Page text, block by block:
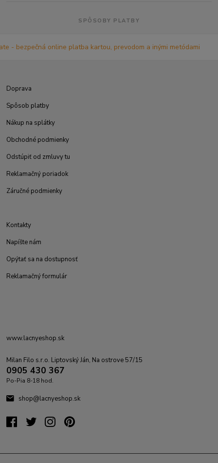
SPÔSOBY PLATBY
Doprava
Spôsob platby
Nákup na splátky
Obchodné podmienky
Odstúpiť od zmluvy tu
Reklamačný poriadok
Záručné podmienky
Kontakty
Napíšte nám
Opýtať sa na dostupnosť
Reklamačný formulár
www.lacnyeshop.sk
Milan Filo s.r.o. Liptovský Ján, Na ostrove 57/15
0905 430 367
Po-Pia 8-18 hod.
shop@lacnyeshop.sk